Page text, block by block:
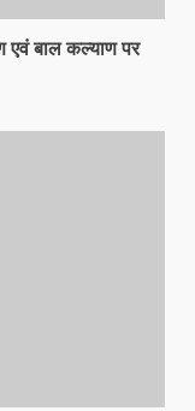
एवं बाल कल्याण पर